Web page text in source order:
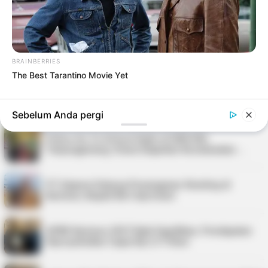
2026, Ada Tour de Bintan hingga Festi…
Nelayan Bintan Terima Bantuan 11 Unit Sarana
Tangkap Ikan dari Pemkab
BRAINBERRIES
The Best Tarantino Movie Yet
Sebelum Anda pergi